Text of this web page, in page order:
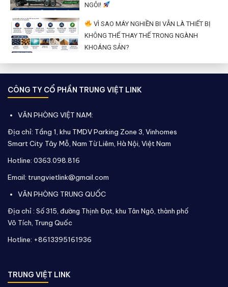
NGÔI!
VÌ SAO MÁY NGHIỀN BI VẪN LÀ THIẾT BỊ
KHÔNG THỂ THAY THẾ TRONG NGÀNH
KHOÁNG SẢN?
CÔNG TY CỔ PHẦN TRUNG VIỆT LINK
VĂN PHÒNG VIỆT NAM:
Địa chỉ: Tầng 1, khu TMDV Parking Zone 3, Vinhomes
Smart City Tây Mỗ, Nam Từ Liêm, Hà Nội, Việt Nam
Hotline: 0363.098.816
Email: trungvietlink@gmail.com
VĂN PHÒNG TRUNG QUỐC
Địa chỉ : Số 315, đường Thịnh Đạt, khu Tân Ngô, thành phố
Vô Tích, Trung Quốc
Hotline: +8613395161936
TRUNG VIỆT LINK